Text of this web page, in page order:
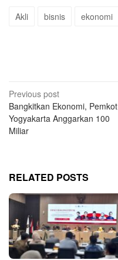
Akli bisnis ekonomi
Post
navigation
Previous post
Bangkitkan Ekonomi, Pemkot
Yogyakarta Anggarkan 100
Miliar
RELATED POSTS